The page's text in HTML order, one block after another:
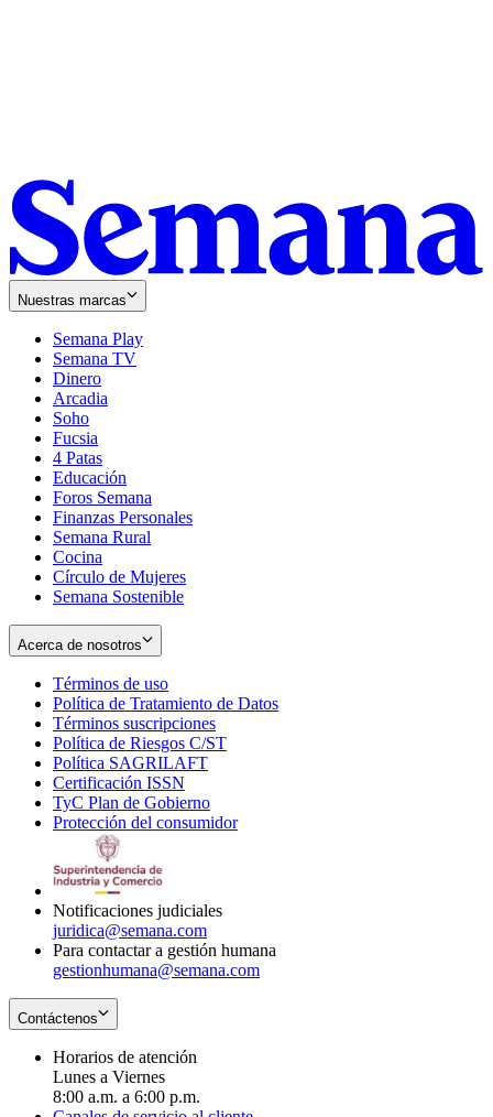
Nuestras marcas
Semana Play
Semana TV
Dinero
Arcadia
Soho
in
new
window
Fucsia
in
new
window
4 Patas
Educación
Foros Semana
Finanzas Personales
Semana Rural
Cocina
Círculo de Mujeres
Semana Sostenible
Acerca de nosotros
Términos de uso
in
new
window
Política de Tratamiento de Datos
Términos suscripciones
in
Política de Riesgos C/ST
Política SAGRILAFT
new
window
Certificación ISSN
in
new
TyC Plan de Gobierno
in
Protección del consumidorOpens
Notificaciones judiciales
juridica@semana.com
Para contactar a gestión humana
gestionhumana@semana.com
Contáctenos
Horarios de atención
Lunes a Viernes
8:00 a.m. a 6:00 p.m.